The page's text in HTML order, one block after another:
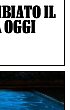
IL